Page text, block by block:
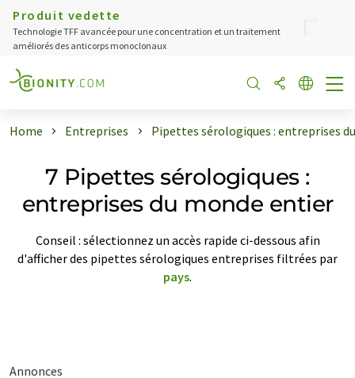
Produit vedette
Technologie TFF avancée pour une concentration et un traitement
améliorés des anticorps monoclonaux
Home Entreprises Pipettes sérologiques : entreprises
7 Pipettes sérologiques :
entreprises du monde entier
Conseil : sélectionnez un accès rapide ci-dessous afin
d'afficher des pipettes sérologiques entreprises filtrées par
pays.
Annonces